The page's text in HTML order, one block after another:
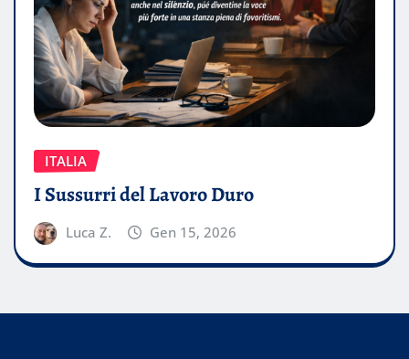
ITALIA
I Sussurri del Lavoro Duro
Luca Z. Gen 15, 2026